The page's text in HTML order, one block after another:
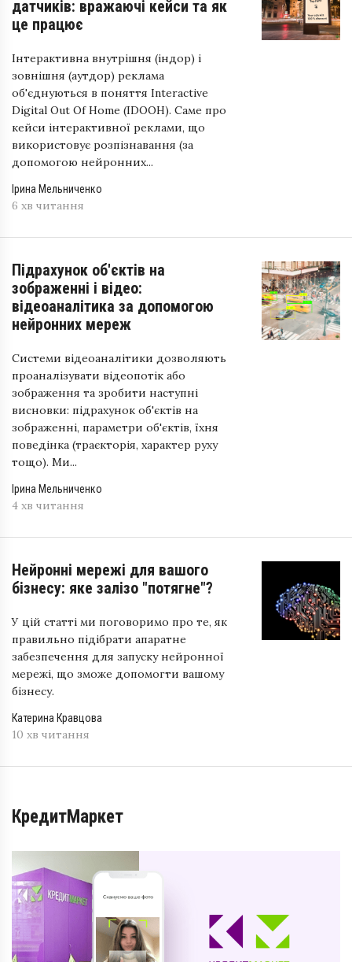
датчиків: вражаючі кейси та як
це працює
Інтерактивна внутрішня (індор) і
зовнішня (аутдор) реклама
об'єднуються в поняття Interactive
Digital Out Of Home (IDOOH). Саме про
кейси інтерактивної реклами, що
використовує розпізнавання (за
допомогою нейронних...
Ірина Мельниченко
6 хв читання
Підрахунок об'єктів на
зображенні і відео:
відеоаналітика за допомогою
нейронних мереж
Системи відеоаналітики дозволяють
проаналізувати відеопотік або
зображення та зробити наступні
висновки: підрахунок об'єктів на
зображенні, параметри об'єктів, їхня
поведінка (траєкторія, характер руху
тощо). Ми...
Ірина Мельниченко
4 хв читання
Нейронні мережі для вашого
бізнесу: яке залізо "потягне"?
У цій статті ми поговоримо про те, як
правильно підібрати апаратне
забезпечення для запуску нейронної
мережі, що зможе допомогти вашому
бізнесу.
Катерина Кравцова
10 хв читання
КредитМаркет